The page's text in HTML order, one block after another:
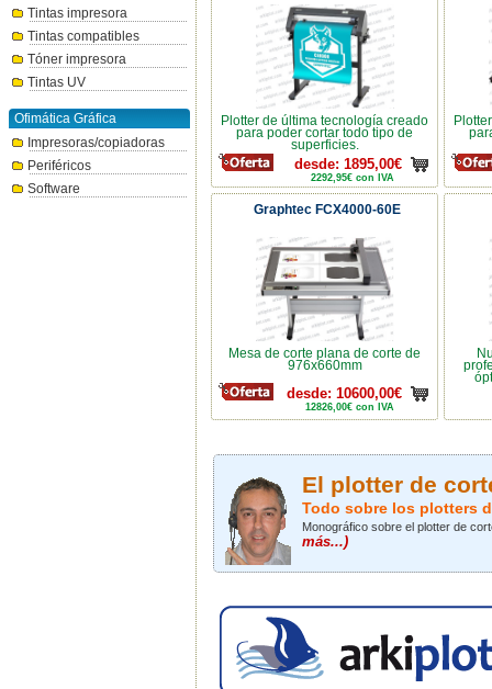
Tintas impresora
Tintas compatibles
Tóner impresora
Tintas UV
Ofimática Gráfica
Impresoras/copiadoras
Periféricos
Software
Plotter de última tecnología creado
para poder cortar todo tipo de
superficies.
desde: 1895,00€
2292,95€ con IVA
Graphtec FCX4000-60E
Mesa de corte plana de corte de
976x660mm
desde: 10600,00€
12826,00€ con IVA
El plotter de
Todo sobre los plotters
Monográfico sobre el plotter de
más...)